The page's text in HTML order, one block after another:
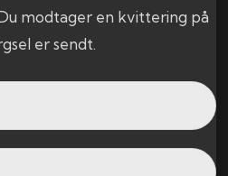
modtager en kvittering på
er sendt.